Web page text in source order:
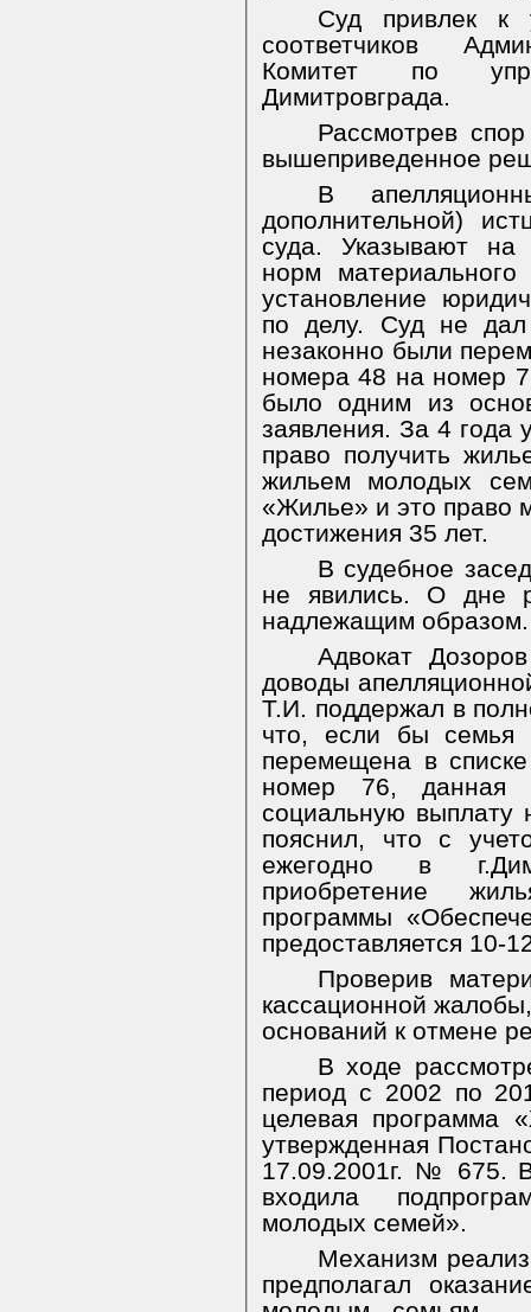
Суд привлек к
соответчиков
Комитет по
Димитровграда.
Рассмотрев
вышеприведенное
В
дополнительной)
суда. Указывают на
норм
установление
по делу. Суд не
незаконно были
номера 48 на номер
было одним из
заявления. За 4 года
право получить
жильем молодых
«Жилье» и это право
достижения 35 лет.
В судебное
не явились. О дне
надлежащим образом.
Адвокат
доводы
Т.И. поддержал в
что, если бы семья
перемещена в
номер 76, данная
социальную выплату
пояснил, что с
ежегодно в
приобретение
программы
предоставляется 10-
Проверив
кассационной
оснований к отмене
В ходе
период с 2002 по
целевая программа
утвержденная
17.09.2001г. № 675.
входила
молодых семей».
Механизм
предполагал